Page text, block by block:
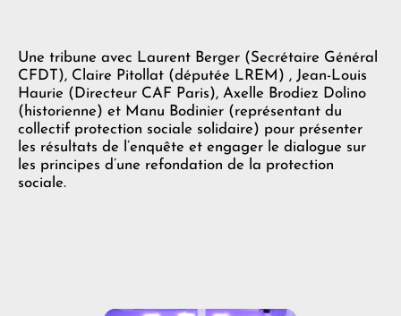
Une tribune avec Laurent Berger (Secrétaire Général
CFDT), Claire Pitollat (députée LREM) , Jean-Louis
Haurie (Directeur CAF Paris), Axelle Brodiez Dolino
(historienne) et Manu Bodinier (représentant du
collectif protection sociale solidaire) pour présenter
les résultats de l’enquête et engager le dialogue sur
les principes d’une refondation de la protection
sociale.